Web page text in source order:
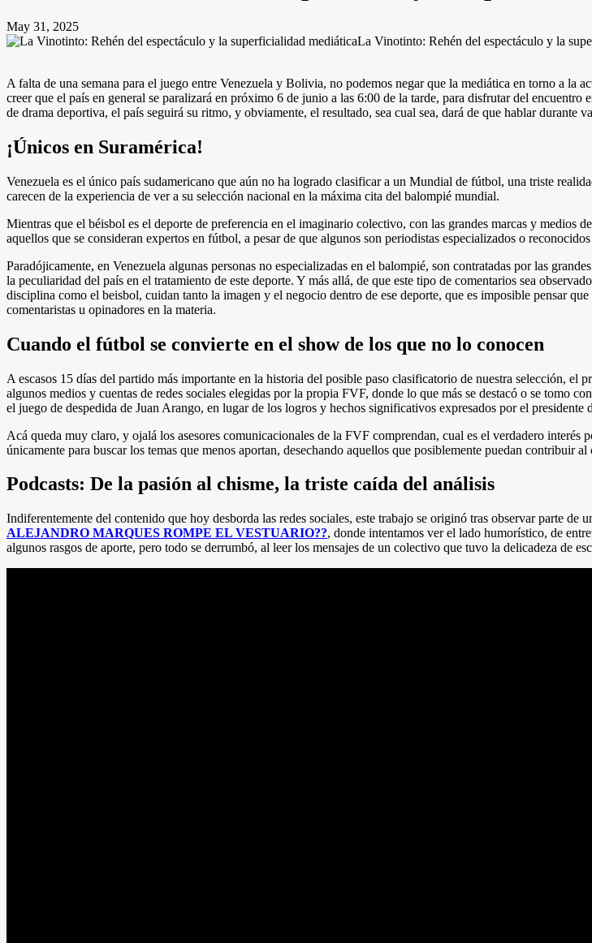
May 31, 2025
La Vinotinto: Rehén del espectáculo y la
A falta de una semana para el juego entre Venezuela y Bolivia, no podemos negar que la mediática en torno a
creer que el país en general se paralizará en próximo 6 de junio a las 6:00 de la tarde, para disfrutar del
de drama deportiva, el país seguirá su ritmo, y obviamente, el resultado, sea cual sea, dará de que hablar durante
¡Únicos en Suramérica!
Venezuela es el único país sudamericano que aún no ha logrado clasificar a un Mundial de fútbol, una triste
carecen de la experiencia de ver a su selección nacional en la máxima cita del balompié mundial.
Mientras que el béisbol es el deporte de preferencia en el imaginario colectivo, con las grandes marcas y
aquellos que se consideran expertos en fútbol, a pesar de que algunos son periodistas especializados o
Paradójicamente, en Venezuela algunas personas no especializadas en el balompié, son contratadas por las
la peculiaridad del país en el tratamiento de este deporte. Y más allá, de que este tipo de comentarios sea
disciplina como el beisbol, cuidan tanto la imagen y el negocio dentro de ese deporte, que es imposible pensar
comentaristas u opinadores en la materia.
Cuando el fútbol se convierte en el show de los que no lo conocen
A escasos 15 días del partido más importante en la historia del posible paso clasificatorio de nuestra selección,
algunos medios y cuentas de redes sociales elegidas por la propia FVF, donde lo que más se destacó o se tomo
el juego de despedida de Juan Arango, en lugar de los logros y hechos significativos expresados por el
Acá queda muy claro, y ojalá los asesores comunicacionales de la FVF comprendan, cual es el verdadero
únicamente para buscar los temas que menos aportan, desechando aquellos que posiblemente puedan contribuir
Podcasts: De la pasión al chisme, la triste caída del análisis
Indiferentemente del contenido que hoy desborda las redes sociales, este trabajo se originó tras observar parte de
ALEJANDRO MARQUES ROMPE EL VESTUARIO??, donde intentamos ver el lado humorístico, de
algunos rasgos de aporte, pero todo se derrumbó, al leer los mensajes de un colectivo que tuvo la delicadeza de